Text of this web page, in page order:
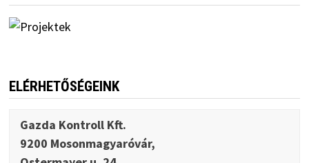
ELÉRHETŐSÉGEINK
Gazda Kontroll Kft.
9200 Mosonmagyaróvár,